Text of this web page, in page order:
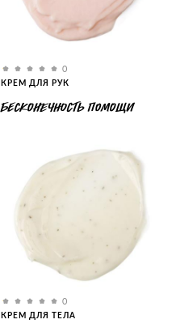
0
КРЕМ ДЛЯ РУК
БЕСКОНЕЧНОСТЬ ПОМОЩИ
0
КРЕМ ДЛЯ ТЕЛА